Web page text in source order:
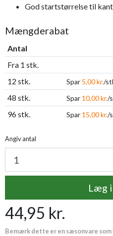
God startstørrelse til
Mængderabat
Antal
Fra 1 stk.
12 stk.
Spar 5,00 kr./
48 stk.
Spar 10,00 kr./
96 stk.
Spar 15,00 kr./
Angiv antal
Læg
44,95 kr.
Bemærk dette er en sæsonvare